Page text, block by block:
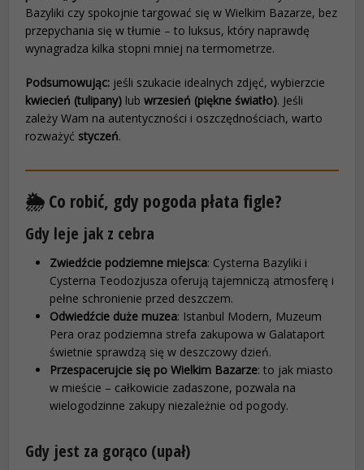
Bazyliki czy spokojnie targować się w Wielkim Bazarze, bez
przepychania się w tłumie – to luksus, który naprawdę
wynagradza kilka stopni mniej na termometrze.
Podsumowując: jeśli szukacie idealnych zdjęć, wybierzcie
kwiecień (tulipany) lubwrzesień (piękne światło). Jeśli
zależy Wam na autentyczności i oszczędnościach, warto
rozważyć styczeń.
🌦️ Co robić, gdy pogoda płata figle?
Gdy leje jak z cebra
Zwiedźcie podziemne miejsca: Cysterna Bazyliki i
Cysterna Teodozjusza oferują tajemniczą atmosferę i
pełne schronienie przed deszczem.
Odwiedźcie duże muzea: Istanbul Modern, Muzeum
Pera oraz podziemna strefa zakupowa w Galataport
świetnie sprawdzą się w deszczowy dzień.
Przespacerujcie się po Wielkim Bazarze: to jak miasto
w mieście – całkowicie zadaszone, pozwala na
wielogodzinne zakupy niezależnie od pogody.
Gdy jest za gorąco (upał)